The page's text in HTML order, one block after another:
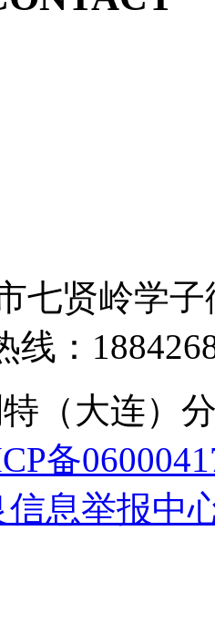
七贤岭学子
线：
（大连）
备
信息举报中